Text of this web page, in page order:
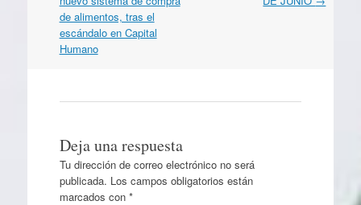
artículos
de alimentos, tras el
escándalo en Capital
Humano
Deja una respuesta
Tu dirección de correo electrónico no será
publicada. Los campos obligatorios están
marcados con *